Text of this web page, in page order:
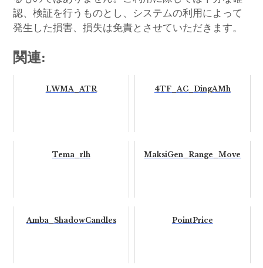
認、検証を行うものとし、システムの利用によって
発生した損害、損失は免責とさせていただきます。
関連:
LWMA_ATR 4TF_AC_DingAMh
Tema_rlh MaksiGen_Range_Move
Amba_ShadowCandles PointPrice